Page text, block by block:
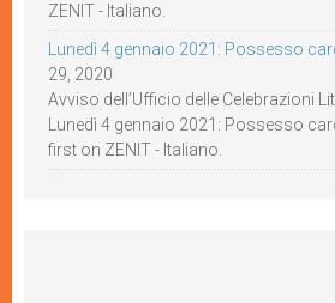
ZENIT - Italiano.
Lunedì 4 gennaio 2021: Possesso
29, 2020
Avviso dell’Ufficio delle Celebrazioni
Lunedì 4 gennaio 2021: Possesso
first on ZENIT - Italiano.